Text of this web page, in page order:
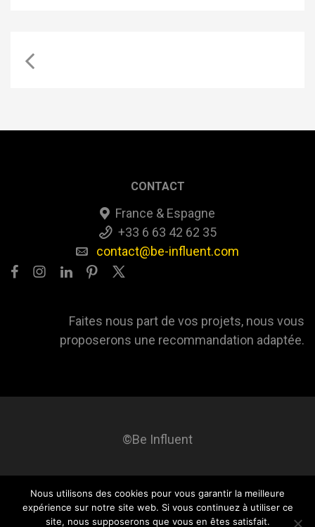
CONTACT
France & Espagne
+33 6 63 42 62 35
contact@be-influent.com
Faites nous part de vos projets, nous vous
proposerons une recommandation adaptée.
©Be Influent
Be influent A propos Blog Contact Mentions légales
Nous utilisons des cookies pour vous garantir la meilleure
expérience sur notre site web. Si vous continuez à utiliser ce
site, nous supposerons que vous en êtes satisfait.